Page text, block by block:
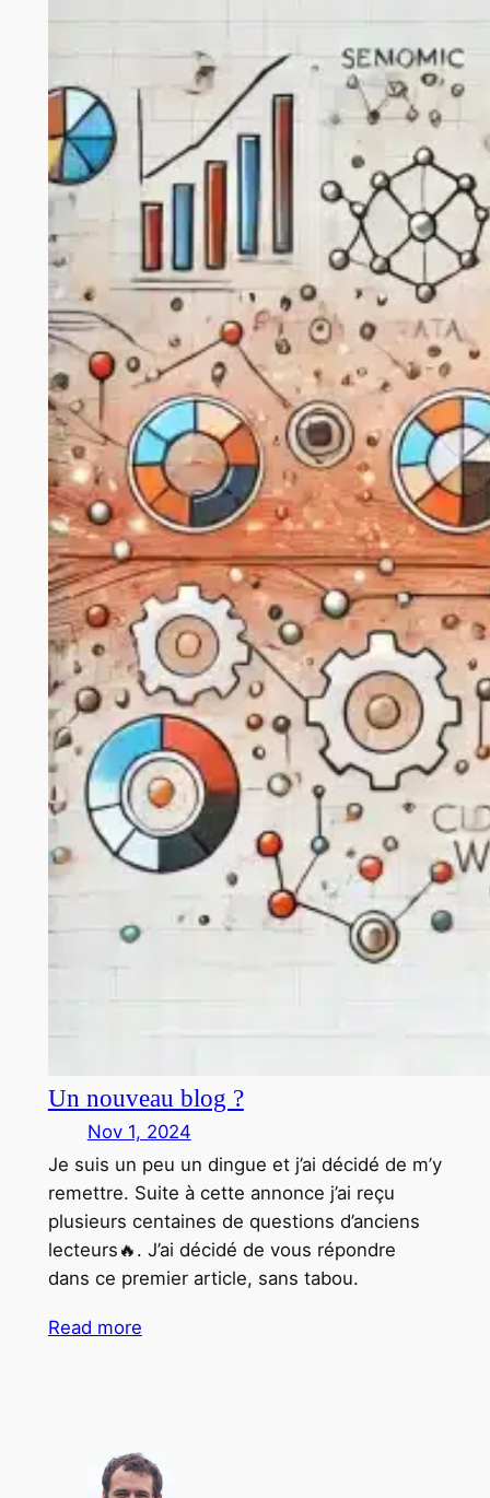
Un nouveau blog ?
Nov 1, 2024
Je suis un peu un dingue et j’ai décidé de m’y
remettre. Suite à cette annonce j’ai reçu
plusieurs centaines de questions d’anciens
lecteurs🔥. J’ai décidé de vous répondre
dans ce premier article, sans tabou.
Read more